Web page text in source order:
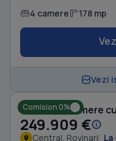
4 camere 178 mp
Vezi
Comision 0%
Casă cu 4 camere
249.909 €
Central, Rovinari